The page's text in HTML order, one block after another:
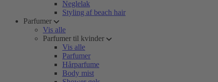
Neglelak
Styling af beach hair
Parfumer
Vis alle
Parfumer til kvinder
Vis alle
Parfumer
Hårparfume
Body mist